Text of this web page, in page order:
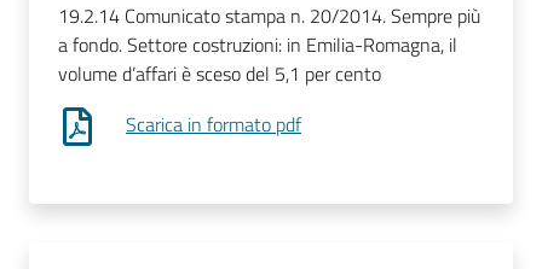
19.2.14 Comunicato stampa n. 20/2014. Sempre più
a fondo. Settore costruzioni: in Emilia-Romagna, il
volume d’affari è sceso del 5,1 per cento
Scarica in formato pdf